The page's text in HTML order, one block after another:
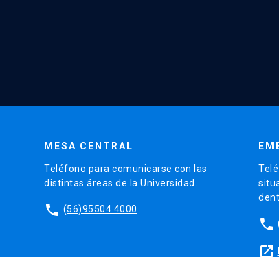
MESA CENTRAL
Teléfono para comunicarse con las
distintas áreas de la Universidad.
phone (56)95504 4000
phone
launch